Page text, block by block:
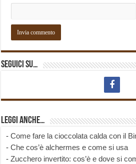
Seguici su…
Leggi anche…
-Come fare la cioccolata calda con il
-Che cos’è alchermes e come si usa
-Zucchero invertito: cos’è e dove si